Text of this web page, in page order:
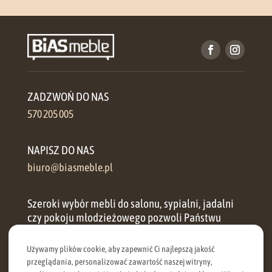
ZADZWOŃ DO NAS
570 205 005
NAPISZ DO NAS
biuro@biasmeble.pl
Szeroki wybór mebli do salonu, sypialni, jadalni
czy pokoju młodzieżowego pozwoli Państwu
Oferujemy zarówno meble klasyczne, jak i meble
Używamy plików cookie, aby zapewnić Ci najlepszą jakość
przeglądania, personalizować zawartość naszej witryny,